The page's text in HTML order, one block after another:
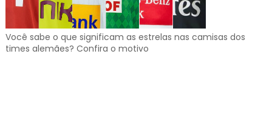
Você sabe o que significam as estrelas nas camisas dos
times alemães? Confira o motivo